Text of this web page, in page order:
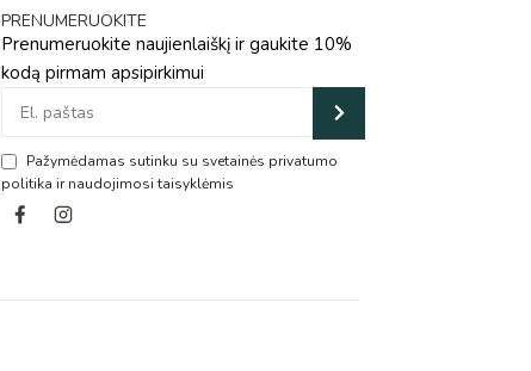
PRENUMERUOKITE
Prenumeruokite naujienlaiškį ir gaukite 10%
kodą pirmam apsipirkimui
Pažymėdamas sutinku su svetainės privatumo
politika ir naudojimosi taisyklėmis
Alternative: